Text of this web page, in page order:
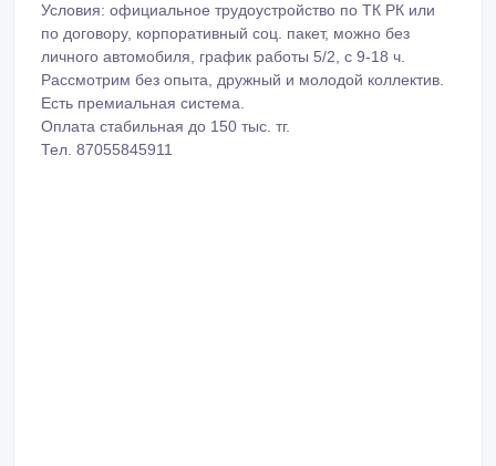
Условия: официальное трудоустройство по ТК РК или
по договору, корпоративный соц. пакет, можно без
личного автомобиля, график работы 5/2, с 9-18 ч.
Рассмотрим без опыта, дружный и молодой коллектив.
Есть премиальная система.
Оплата стабильная до 150 тыс. тг.
Тел. 87055845911